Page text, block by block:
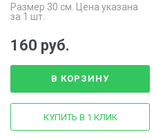
Размер 30 см. Цена указана
за 1 шт.
160 руб.
В КОРЗИНУ
КУПИТЬ В 1 КЛИК